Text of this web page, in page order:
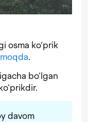
osma ko‘prik
.
bo‘lgan
davom